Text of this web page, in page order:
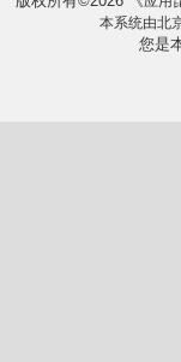
本系统由北
您是